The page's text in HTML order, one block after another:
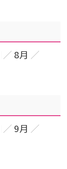
8月
9月